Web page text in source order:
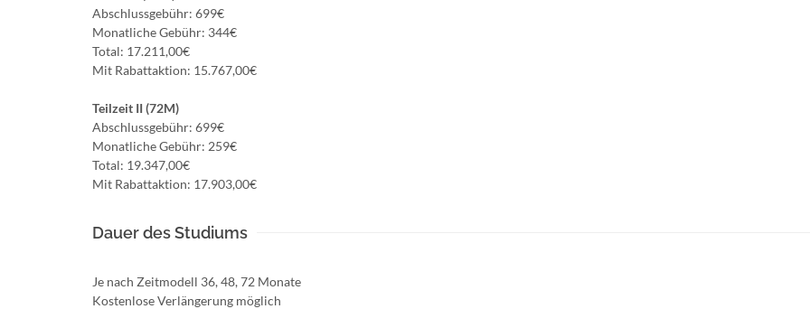
Abschlussgebühr: 699€
Monatliche Gebühr: 344€
Total: 17.211,00€
Mit Rabattaktion: 15.767,00€
Teilzeit II (72M)
Abschlussgebühr: 699€
Monatliche Gebühr: 259€
Total: 19.347,00€
Mit Rabattaktion: 17.903,00€
Dauer des Studiums
Je nach Zeitmodell 36, 48, 72 Monate
Kostenlose Verlängerung möglich